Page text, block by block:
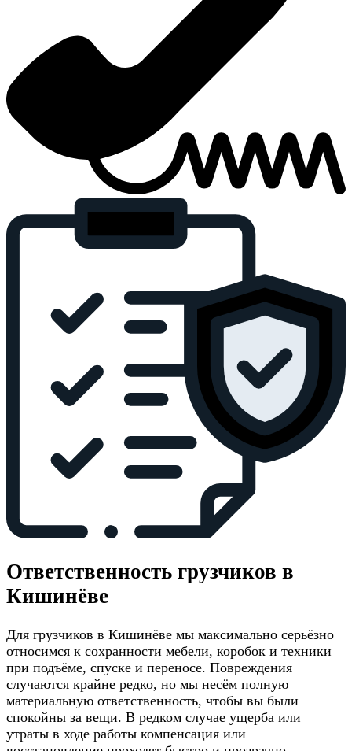
Ответственность грузчиков в
Кишинёве
Для грузчиков в Кишинёве мы максимально серьёзно
относимся к сохранности мебели, коробок и техники
при подъёме, спуске и переносе. Повреждения
случаются крайне редко, но мы несём полную
материальную ответственность, чтобы вы были
спокойны за вещи. В редком случае ущерба или
утраты в ходе работы компенсация или